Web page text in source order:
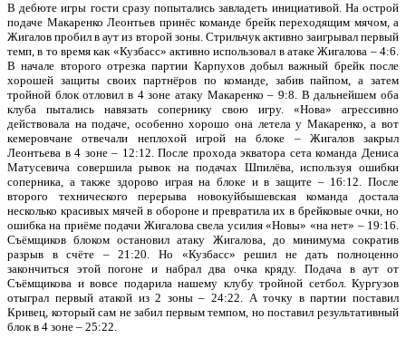
В дебюте игры гости сразу попытались завладеть инициативой. На острой
подаче Макаренко Леонтьев принёс команде брейк переходящим мячом, а
Жигалов пробил в аут из второй зоны. Стрильчук активно заигрывал первый
темп, в то время как «Кузбасс» активно использовал в атаке Жигалова – 4:6.
В начале второго отрезка партии Карпухов добыл важный брейк после
хорошей защиты своих партнёров по команде, забив пайпом, а затем
тройной блок отловил в 4 зоне атаку Макаренко – 9:8. В дальнейшем оба
клуба пытались навязать сопернику свою игру. «Нова» агрессивно
действовала на подаче, особенно хорошо она летела у Макаренко, а вот
кемеровчане отвечали неплохой игрой на блоке – Жигалов закрыл
Леонтьева в 4 зоне – 12:12. После прохода экватора сета команда Дениса
Матусевича совершила рывок на подачах Шпилёва, используя ошибки
соперника, а также здорово играя на блоке и в защите – 16:12. После
второго технического перерыва новокуйбышевская команда достала
несколько красивых мячей в обороне и превратила их в брейковые очки, но
ошибка на приёме подачи Жигалова свела усилия «Новы» «на нет» – 19:16.
Съёмщиков блоком остановил атаку Жигалова, до минимума сократив
разрыв в счёте – 21:20. Но «Кузбасс» решил не дать полноценно
закончиться этой погоне и набрал два очка кряду. Подача в аут от
Съёмщикова и вовсе подарила нашему клубу тройной сетбол. Кургузов
отыграл первый атакой из 2 зоны – 24:22. А точку в партии поставил
Кривец, который сам не забил первым темпом, но поставил результативный
блок в 4 зоне – 25:22.